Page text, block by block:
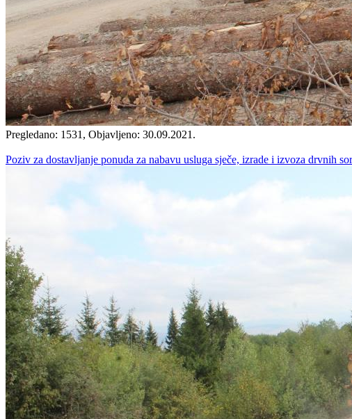
Pregledano: 1531, Objavljeno: 30.09.2021.
Poziv za dostavljanje ponuda za nabavu usluga sječe, izrade i izvoza drvnih